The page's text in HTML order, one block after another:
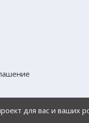
для вас и ваших